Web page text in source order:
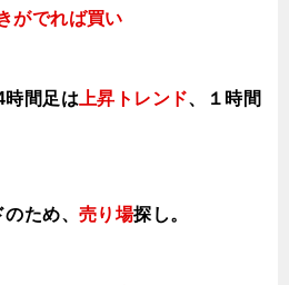
がでれば買い
時間足は 上昇トレンド、１時間
ため、 売り場探し。